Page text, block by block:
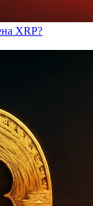
XRP?